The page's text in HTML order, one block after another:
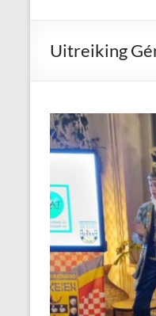
Keien
De
Keien
Uitreiking